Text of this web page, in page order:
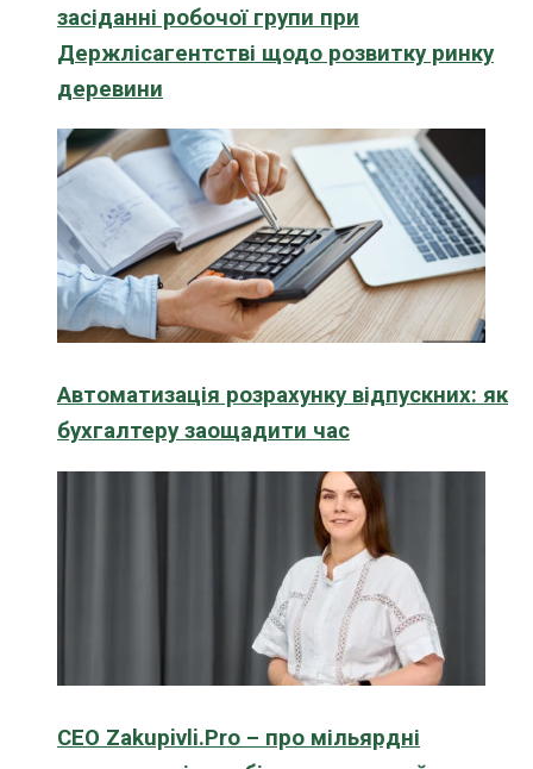
засіданні робочої групи при
Держлісагентстві щодо розвитку ринку
деревини
Автоматизація розрахунку відпускних: як
бухгалтеру заощадити час
CEO Zakupivli.Pro – про мільярдні